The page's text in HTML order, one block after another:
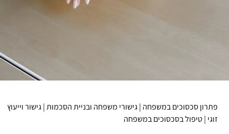
פתרון סכסוכים במשפחה | גישורי משפחה ובניית הסכמות | גישור וייעוץ
זוגי | טיפול בסכסוכים במשפחה